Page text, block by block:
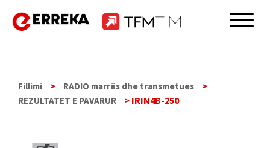
Erreka
Fillimi > RADIO marrës dhe transmetues >
REZULTATET E PAVARUR > IRIN4B-250